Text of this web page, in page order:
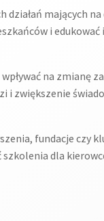
mających
i
na zmianę
zwiększenie
fundacje czy
szkolenia dla